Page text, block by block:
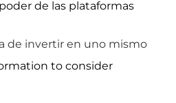
de las plataformas
de invertir en uno mismo
to consider